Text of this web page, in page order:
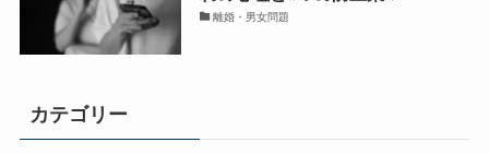
離婚・男女問題
カテゴリー